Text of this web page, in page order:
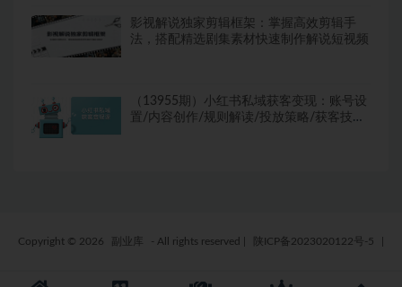
影视解说独家剪辑框架：掌握高效剪辑手
法，搭配精选剧集素材快速制作解说短视频
（13955期）小红书私域获客变现：账号设
置/内容创作/规则解读/投放策略/获客技巧
Copyright © 2026 副业库 - All rights reserved 陕ICP备2023020122号-5